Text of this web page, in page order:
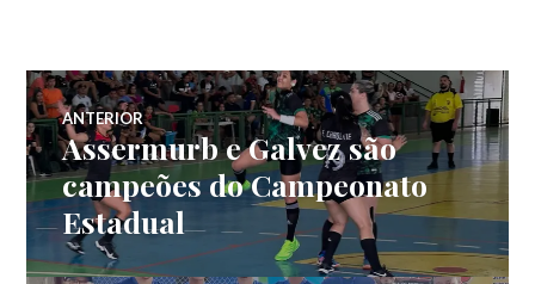
ANTERIOR
Assermurb e Galvez são
campeões do Campeonato
Estadual